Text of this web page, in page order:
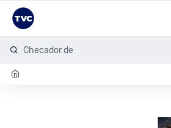
Checador de hu